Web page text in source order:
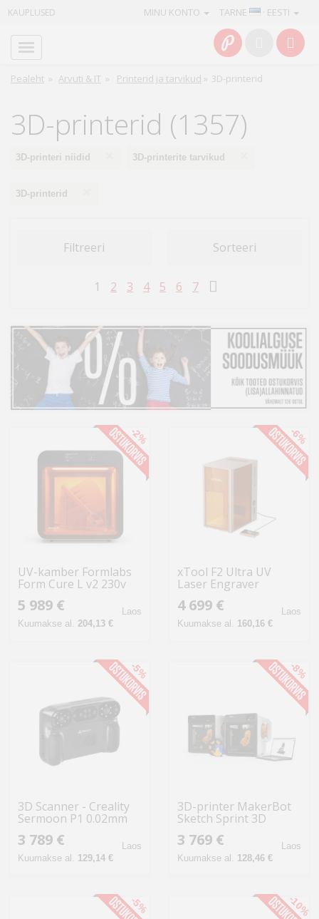
KAUPLUSED TARNE · EESTI
MINU KONTO
Pealeht » Arvuti & IT » Printerid ja tarvikud » 3D-printerid
3D-printerid (1357)
3D-printeri niidid 3D-printerite tarvikud
3D-printerid
Filtreeri Sorteeri
1 2 3 4 5 6 7
UV-kamber Formlabs
Form Cure L v2 230v
5 989 €
Kuumakse al. 204,13 €
Laos
-2%
xTool F2 Ultra UV
Laser Engraver
4 699 €
Kuumakse al. 160,16 €
Laos
-6%
3D Scanner - Creality
Sermoon P1 0.02mm
System
3 789 €
Kuumakse al. 129,14 €
Laos
-5%
3D-printer MakerBot
Sketch Sprint 3D
Classroom Bundle -
komplekt 2 printeriga
3 769 €
Kuumakse al. 128,46 €
Laos
-8%
-5% -10%
Info
Kaamerad
Kodu
aed
Auto